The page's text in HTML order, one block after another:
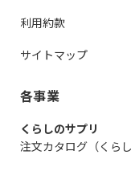
利用約款
サイトマップ
各事業
くらしのサプリ
注文カタログ（くら